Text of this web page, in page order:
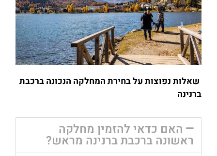
שאלות נפוצות על בחירת המחלקה הנכונה ברכבת
ברנינה
האם כדאי להזמין מחלקה
ראשונה ברכבת ברנינה מראש?